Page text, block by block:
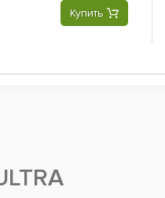
Купить